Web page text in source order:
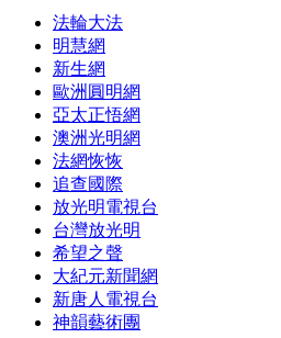
法輪大法
明慧網
新生網
歐洲圓明網
亞太正悟網
澳洲光明網
法網恢恢
追查國際
放光明電視台
台灣放光明
希望之聲
大紀元新聞網
新唐人電視台
神韻藝術團